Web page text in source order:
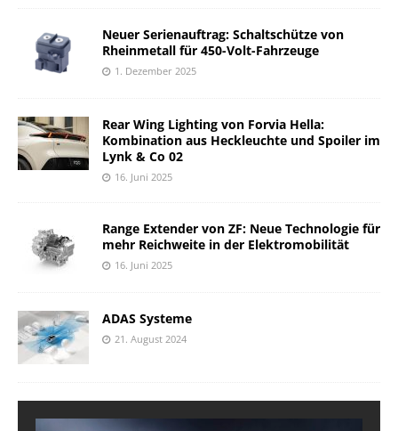
Neuer Serienauftrag: Schaltschütze von
Rheinmetall für 450-Volt-Fahrzeuge
1. Dezember 2025
Rear Wing Lighting von Forvia Hella:
Kombination aus Heckleuchte und Spoiler im
Lynk & Co 02
16. Juni 2025
Range Extender von ZF: Neue Technologie für
mehr Reichweite in der Elektromobilität
16. Juni 2025
ADAS Systeme
21. August 2024